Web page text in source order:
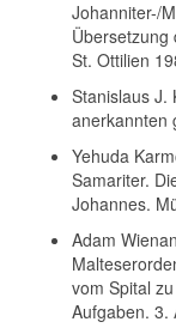
Johanniter-/
Übersetzung
St. Ottilien
Stanislaus J.
anerkannten
Yehuda
Samariter.
Johannes.
Adam
vom Spital
Aufgaben. 3.